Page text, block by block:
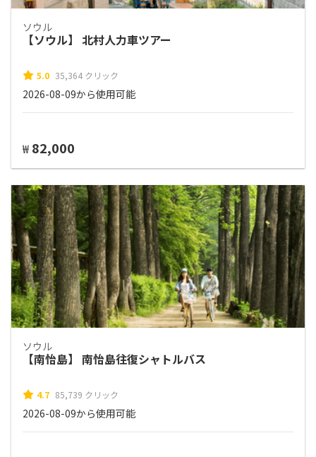
ソウル
【ソウル】 北村人力車ツアー
5.0 35,364 クリック
2026-08-09から使用可能
₩ 82,000
ソウル
【南怡島】 南怡島往復シャトルバス
4.7 85,739 クリック
2026-08-09から使用可能